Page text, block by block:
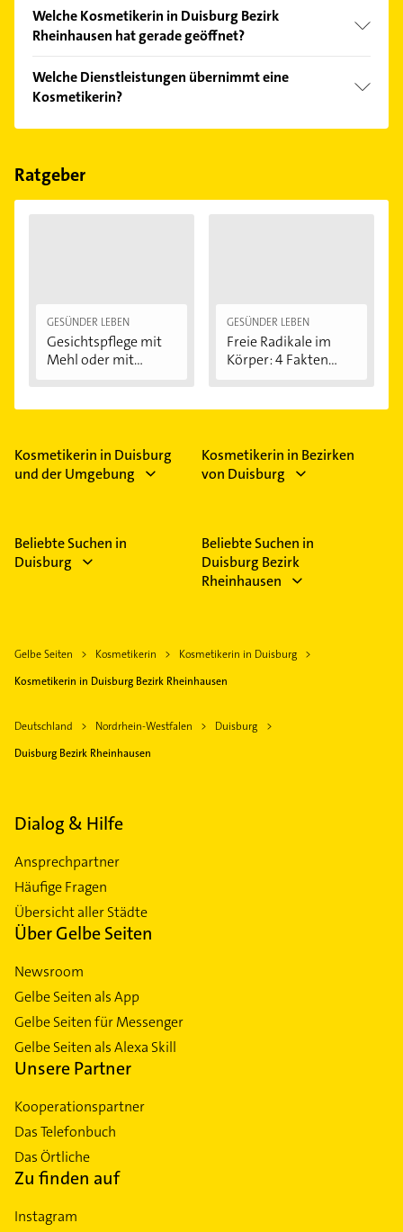
Welche Kosmetikerin in Duisburg Bezirk
Rheinhausen hat gerade geöffnet?
Bitte beachten Sie, dass diese an Sonn- und
Feiertagen abweichen können.
Welche Dienstleistungen übernimmt eine
Kosmetikerin?
Folgende Leistungen werden angeboten: Anti-Aging,
Schminken und Wellness.
Ratgeber
GESÜNDER LEBEN
Gesichtspflege mit
Mehl oder mit...
GESÜNDER LEBEN
Freie Radikale im
Körper: 4 Fakten...
Kosmetikerin in Duisburg
und der Umgebung
Kosmetikerin in Bezirken
von Duisburg
Beliebte Suchen in
Duisburg
Beliebte Suchen in
Duisburg Bezirk
Rheinhausen
Gelbe Seiten Kosmetikerin
Kosmetikerin in Duisburg
Kosmetikerin in Duisburg Bezirk Rheinhausen
Deutschland Nordrhein-Westfalen
Duisburg
Duisburg Bezirk Rheinhausen
Dialog & Hilfe
Ansprechpartner
Häufige Fragen
Übersicht aller Städte
Über Gelbe Seiten
Newsroom
Gelbe Seiten als App
Gelbe Seiten für Messenger
Gelbe Seiten als Alexa Skill
Unsere Partner
Kooperationspartner
Das Telefonbuch
Das Örtliche
Zu finden auf
Instagram